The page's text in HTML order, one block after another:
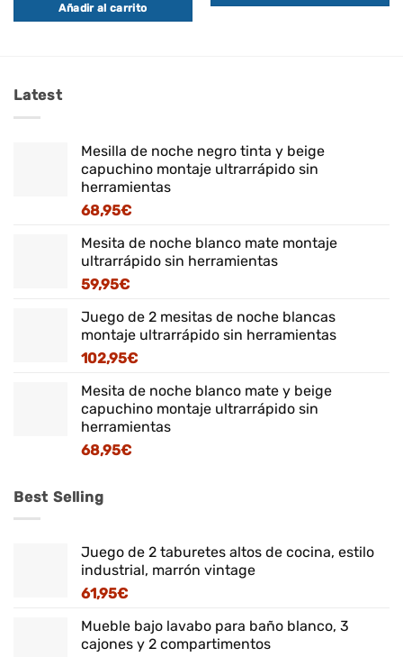
Añadir al carrito
Latest
Mesilla de noche negro tinta y beige
capuchino montaje ultrarrápido sin
herramientas
68,95€
Mesita de noche blanco mate montaje
ultrarrápido sin herramientas
59,95€
Juego de 2 mesitas de noche blancas
montaje ultrarrápido sin herramientas
102,95€
Mesita de noche blanco mate y beige
capuchino montaje ultrarrápido sin
herramientas
68,95€
Best Selling
Juego de 2 taburetes altos de cocina, estilo
industrial, marrón vintage
61,95€
Mueble bajo lavabo para baño blanco, 3
cajones y 2 compartimentos